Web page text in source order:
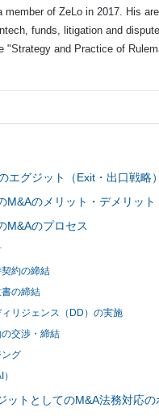
member of ZeLo in 2017. His
funds, litigation and
"Strategy and Practice of
エグジット（Exit・出口戦略
M&Aのメリット・デメリット
M&Aのプロセス
約の締結
の締結
リジェンス（DD）の実施
交渉・締結
グ
ットとしてのM&A法務対応の